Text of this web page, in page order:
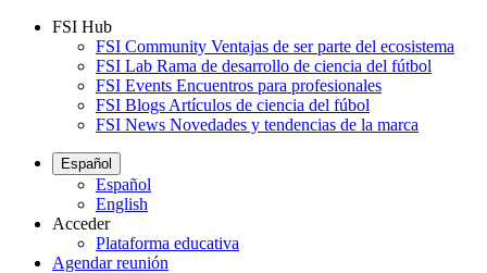
FSI Hub
FSI Community Ventajas de ser parte del ecosistema
FSI Lab Rama de desarrollo de ciencia del fútbol
FSI Events Encuentros para profesionales
FSI Blogs Artículos de ciencia del fúbol
FSI News Novedades y tendencias de la marca
Español
Español
English
Acceder
Plataforma educativa
Agendar reunión